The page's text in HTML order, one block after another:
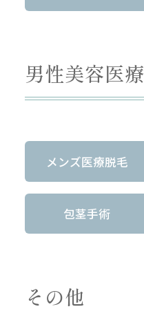
男性美容医療
メンズ医療脱毛
包茎手術
その他